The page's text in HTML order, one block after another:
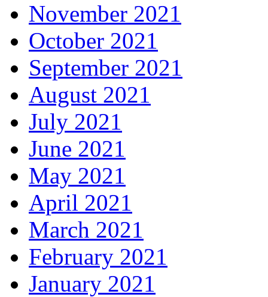
November 2021
October 2021
September 2021
August 2021
July 2021
June 2021
May 2021
April 2021
March 2021
February 2021
January 2021